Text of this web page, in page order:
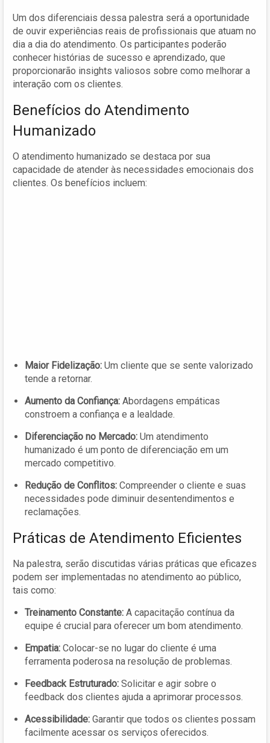
Um dos diferenciais dessa palestra será a oportunidade
de ouvir experiências reais de profissionais que atuam no
dia a dia do atendimento. Os participantes poderão
conhecer histórias de sucesso e aprendizado, que
proporcionarão insights valiosos sobre como melhorar a
interação com os clientes.
Benefícios do Atendimento
Humanizado
O atendimento humanizado se destaca por sua
capacidade de atender às necessidades emocionais dos
clientes. Os benefícios incluem:
Maior Fidelização: Um cliente que se sente valorizado
tende a retornar.
Aumento da Confiança: Abordagens empáticas
constroem a confiança e a lealdade.
Diferenciação no Mercado: Um atendimento
humanizado é um ponto de diferenciação em um
mercado competitivo.
Redução de Conflitos: Compreender o cliente e suas
necessidades pode diminuir desentendimentos e
reclamações.
Práticas de Atendimento Eficientes
Na palestra, serão discutidas várias práticas que eficazes
podem ser implementadas no atendimento ao público,
tais como:
Treinamento Constante: A capacitação contínua da
equipe é crucial para oferecer um bom atendimento.
Empatia: Colocar-se no lugar do cliente é uma
ferramenta poderosa na resolução de problemas.
Feedback Estruturado: Solicitar e agir sobre o
feedback dos clientes ajuda a aprimorar processos.
Acessibilidade: Garantir que todos os clientes possam
facilmente acessar os serviços oferecidos.